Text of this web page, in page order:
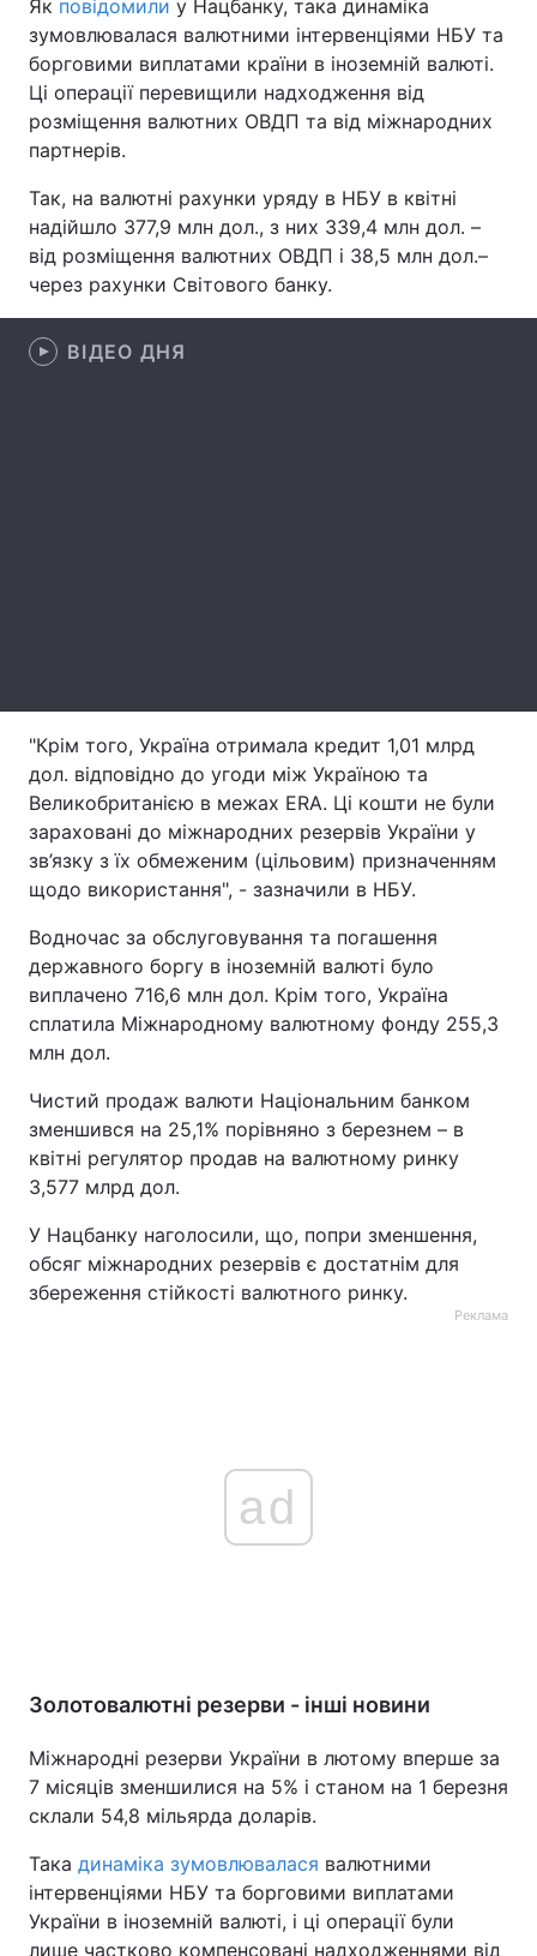
Економіка Світ
Спорт Наука
Техно і зв'язок Лайт
Здоров'я Туризм
Цікавинки Погода
Як повідомили у Нацбанку, така динаміка
зумовлювалася валютними інтервенціями НБУ та
борговими виплатами країни в іноземній валюті.
Ці операції перевищили надходження від
розміщення валютних ОВДП та від міжнародних
партнерів.
Так, на валютні рахунки уряду в НБУ в квітні
надійшло 377,9 млн дол., з них 339,4 млн дол. –
від розміщення валютних ОВДП і 38,5 млн дол.–
через рахунки Світового банку.
ВІДЕО ДНЯ
"Крім того, Україна отримала кредит 1,01 млрд
дол. відповідно до угоди між Україною та
Великобританією в межах ERA. Ці кошти не були
зараховані до міжнародних резервів України у
зв’язку з їх обмеженим (цільовим) призначенням
щодо використання", - зазначили в НБУ.
Водночас за обслуговування та погашення
державного боргу в іноземній валюті було
виплачено 716,6 млн дол. Крім того, Україна
сплатила Міжнародному валютному фонду 255,3
млн дол.
Чистий продаж валюти Національним банком
зменшився на 25,1% порівняно з березнем – в
квітні регулятор продав на валютному ринку
3,577 млрд дол.
У Нацбанку наголосили, що, попри зменшення,
обсяг міжнародних резервів є достатнім для
збереження стійкості валютного ринку.
Реклама
ad
Золотовалютні резерви - інші новини
Міжнародні резерви України в лютому вперше за
7 місяців зменшилися на 5% і станом на 1 березня
склали 54,8 мільярда доларів.
Така динаміка зумовлювалася валютними
інтервенціями НБУ та борговими виплатами
України в іноземній валюті, і ці операції були
лише частково компенсовані надходженнями від